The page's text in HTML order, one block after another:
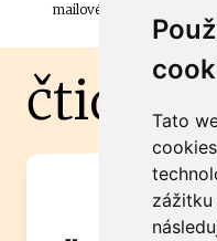
Tato
mailové schránky.
Máte